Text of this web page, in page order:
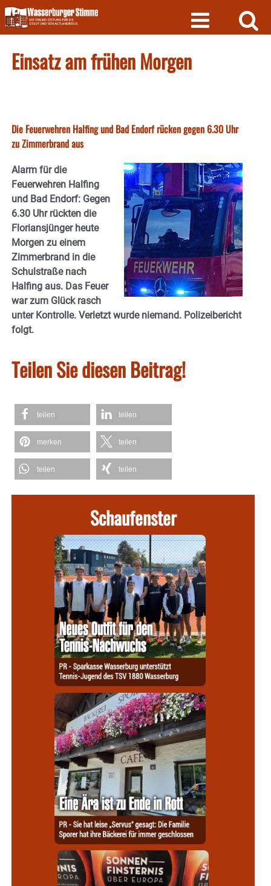
Skip
to
content
Einsatz am frühen Morgen
Die Feuerwehren Halfing und Bad Endorf rücken gegen 6.30 Uhr
zu Zimmerbrand aus
Alarm für die
Feuerwehren Halfing
und Bad Endorf: Gegen
6.30 Uhr rückten die
Floriansjünger heute
Morgen zu einem
Zimmerbrand in die
Schulstraße nach
Halfing aus. Das Feuer
war zum Glück rasch
unter Kontrolle. Verletzt wurde niemand. Polizeibericht
folgt.
Teilen Sie diesen Beitrag!
teilen teilen
merken teilen
teilen teilen
Schaufenster